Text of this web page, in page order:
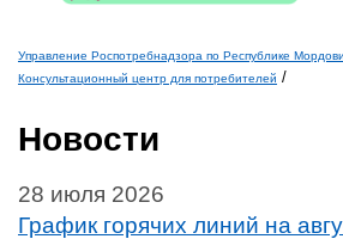
Вы здесь
Управление Роспотребнадзора по Республике
Консультационный центр для потребителей /
Новости
28 июля 2026
График горячих линий на